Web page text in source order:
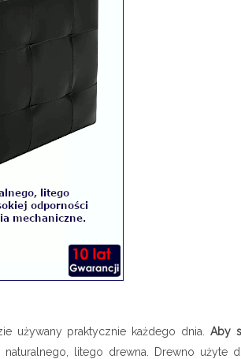
używany praktycznie każdego dnia.Aby
litego drewna. Drewno użyte